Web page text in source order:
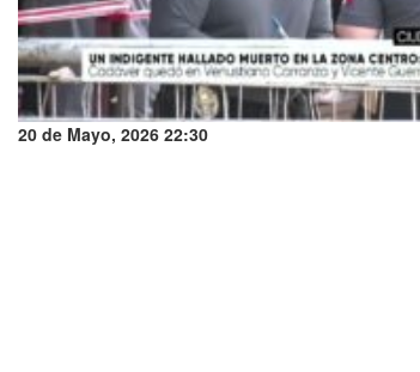
20 de Mayo, 2026 22:30